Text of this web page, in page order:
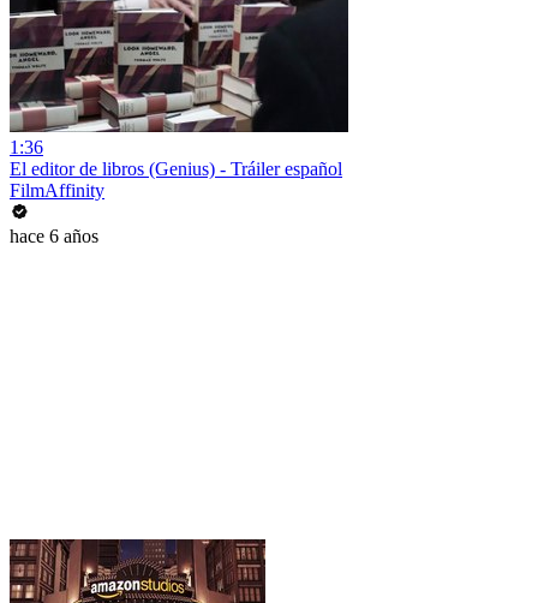
1:36
El editor de libros (Genius) - Tráiler español
FilmAffinity
hace 6 años